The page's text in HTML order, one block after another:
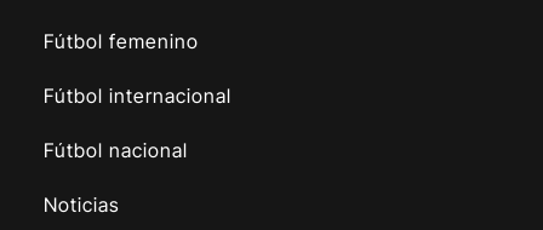
Fútbol femenino
Fútbol internacional
Fútbol nacional
Noticias